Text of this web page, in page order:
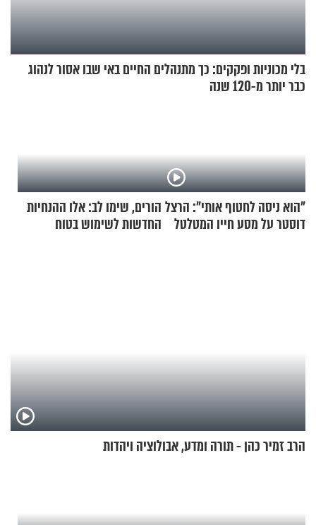
בלי מכוניות ופקקים: כך מתנהלים החיים באי שבו אסור לנהוג
כבר יותר מ-120 שנה
"הוא ניסה לחטוף אותי": הרצל
דוסטר על מסע חייו המטלטל
הורים, שימו לב: אלו ההנחיות
החדשות לשימוש בטוח
הרב זמיר כהן - תורה ומדע, אבולוציה ויהדות